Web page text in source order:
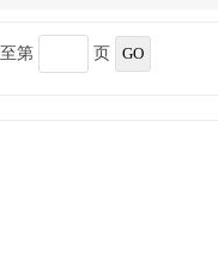
第 页